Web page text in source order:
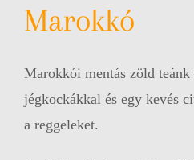
Marokkó
Marokkói mentás zöld teánk
jégkockákkal és egy kevés
a reggeleket.